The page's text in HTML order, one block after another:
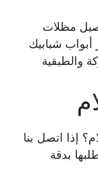
مظلات
شبابيك
والطبقية
إذا اتصل بنا
بدقة